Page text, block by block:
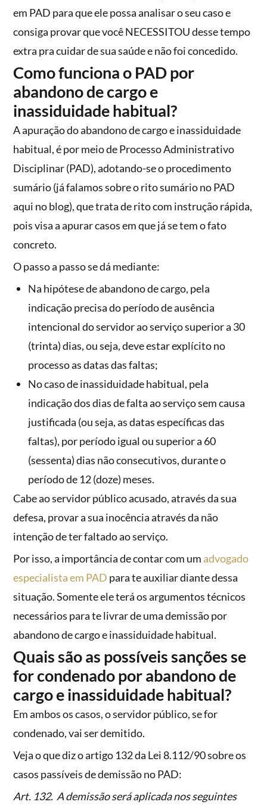
em PAD para que ele possa analisar o seu caso e
consiga provar que você NECESSITOU desse tempo
extra pra cuidar de sua saúde e não foi concedido.
Como funciona o PAD por
abandono de cargo e
inassiduidade habitual?
A apuração do abandono de cargo e inassiduidade
habitual, é por meio de Processo Administrativo
Disciplinar (PAD), adotando-se o procedimento
sumário (já falamos sobre o rito sumário no PAD
aqui no blog), que trata de rito com instrução rápida,
pois visa a apurar casos em que já se tem o fato
concreto.
O passo a passo se dá mediante:
Na hipótese de abandono de cargo, pela
indicação precisa do período de ausência
intencional do servidor ao serviço superior a 30
(trinta) dias, ou seja, deve estar explícito no
processo as datas das faltas;
No caso de inassiduidade habitual, pela
indicação dos dias de falta ao serviço sem causa
justificada (ou seja, as datas específicas das
faltas), por período igual ou superior a 60
(sessenta) dias não consecutivos, durante o
período de 12 (doze) meses.
Cabe ao servidor público acusado, através da sua
defesa, provar a sua inocência através da não
intenção de ter faltado ao serviço.
Por isso, a importância de contar com um advogado
especialista em PAD para te auxiliar diante dessa
situação. Somente ele terá os argumentos técnicos
necessários para te livrar de uma demissão por
abandono de cargo e inassiduidade habitual.
Quais são as possíveis sanções se
for condenado por abandono de
cargo e inassiduidade habitual?
Em ambos os casos, o servidor público, se for
condenado, vai ser demitido.
Veja o que diz o artigo 132 da Lei 8.112/90 sobre os
casos passíveis de demissão no PAD:
Art. 132. A demissão será aplicada nos seguintes